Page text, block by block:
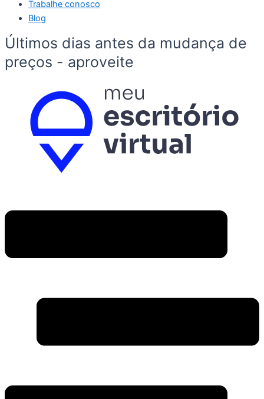
Trabalhe conosco
Blog
Últimos dias antes da mudança de
preços - aproveite